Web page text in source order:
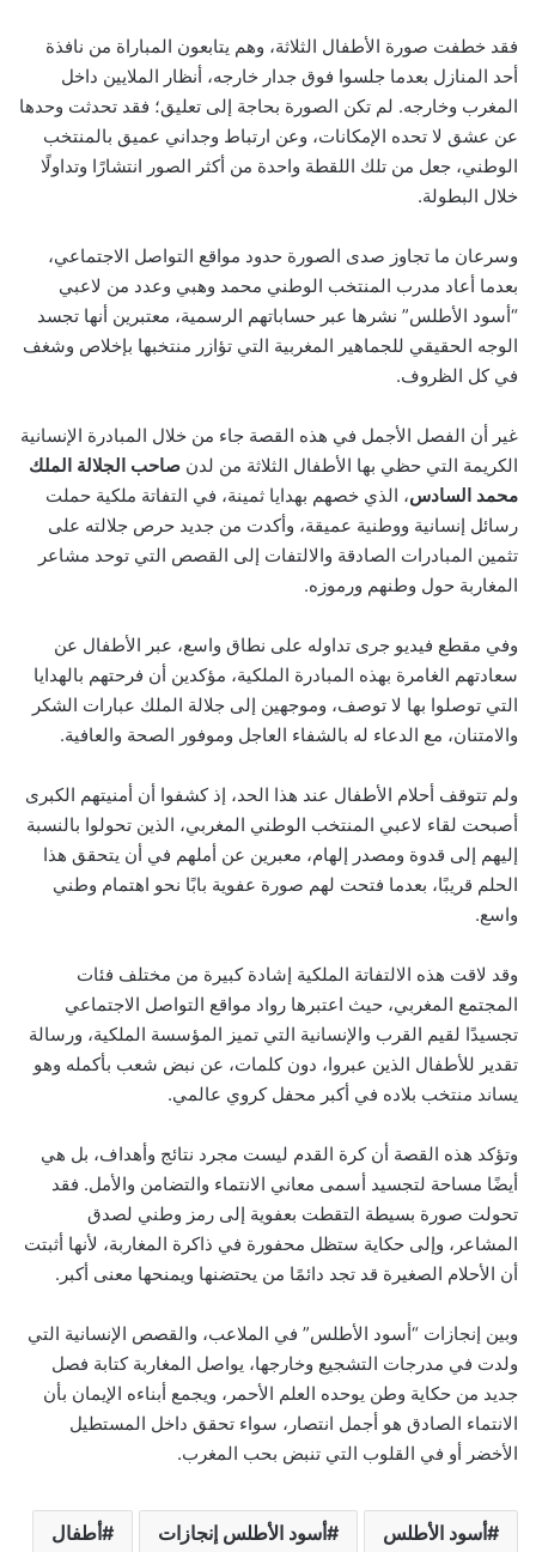
فقد خطفت صورة الأطفال الثلاثة، وهم يتابعون المباراة من نافذة
أحد المنازل بعدما جلسوا فوق جدار خارجه، أنظار الملايين داخل
المغرب وخارجه. لم تكن الصورة بحاجة إلى تعليق؛ فقد تحدثت وحدها
عن عشق لا تحده الإمكانات، وعن ارتباط وجداني عميق بالمنتخب
الوطني، جعل من تلك اللقطة واحدة من أكثر الصور انتشارًا وتداولًا
خلال البطولة.
وسرعان ما تجاوز صدى الصورة حدود مواقع التواصل الاجتماعي،
بعدما أعاد مدرب المنتخب الوطني محمد وهبي وعدد من لاعبي
“أسود الأطلس” نشرها عبر حساباتهم الرسمية، معتبرين أنها تجسد
الوجه الحقيقي للجماهير المغربية التي تؤازر منتخبها بإخلاص وشغف
في كل الظروف.
غير أن الفصل الأجمل في هذه القصة جاء من خلال المبادرة الإنسانية
الكريمة التي حظي بها الأطفال الثلاثة من لدن صاحب الجلالة الملك
محمد السادس، الذي خصهم بهدايا ثمينة، في التفاتة ملكية حملت
رسائل إنسانية ووطنية عميقة، وأكدت من جديد حرص جلالته على
تثمين المبادرات الصادقة والالتفات إلى القصص التي توحد مشاعر
المغاربة حول وطنهم ورموزه.
وفي مقطع فيديو جرى تداوله على نطاق واسع، عبر الأطفال عن
سعادتهم الغامرة بهذه المبادرة الملكية، مؤكدين أن فرحتهم بالهدايا
التي توصلوا بها لا توصف، وموجهين إلى جلالة الملك عبارات الشكر
والامتنان، مع الدعاء له بالشفاء العاجل وموفور الصحة والعافية.
ولم تتوقف أحلام الأطفال عند هذا الحد، إذ كشفوا أن أمنيتهم الكبرى
أصبحت لقاء لاعبي المنتخب الوطني المغربي، الذين تحولوا بالنسبة
إليهم إلى قدوة ومصدر إلهام، معبرين عن أملهم في أن يتحقق هذا
الحلم قريبًا، بعدما فتحت لهم صورة عفوية بابًا نحو اهتمام وطني
واسع.
وقد لاقت هذه الالتفاتة الملكية إشادة كبيرة من مختلف فئات
المجتمع المغربي، حيث اعتبرها رواد مواقع التواصل الاجتماعي
تجسيدًا لقيم القرب والإنسانية التي تميز المؤسسة الملكية، ورسالة
تقدير للأطفال الذين عبروا، دون كلمات، عن نبض شعب بأكمله وهو
يساند منتخب بلاده في أكبر محفل كروي عالمي.
وتؤكد هذه القصة أن كرة القدم ليست مجرد نتائج وأهداف، بل هي
أيضًا مساحة لتجسيد أسمى معاني الانتماء والتضامن والأمل. فقد
تحولت صورة بسيطة التقطت بعفوية إلى رمز وطني لصدق
المشاعر، وإلى حكاية ستظل محفورة في ذاكرة المغاربة، لأنها أثبتت
أن الأحلام الصغيرة قد تجد دائمًا من يحتضنها ويمنحها معنى أكبر.
وبين إنجازات “أسود الأطلس” في الملاعب، والقصص الإنسانية التي
ولدت في مدرجات التشجيع وخارجها، يواصل المغاربة كتابة فصل
جديد من حكاية وطن يوحده العلم الأحمر، ويجمع أبناءه الإيمان بأن
الانتماء الصادق هو أجمل انتصار، سواء تحقق داخل المستطيل
الأخضر أو في القلوب التي تنبض بحب المغرب.
أسود الأطلس أسود الأطلس إنجازات أطفال